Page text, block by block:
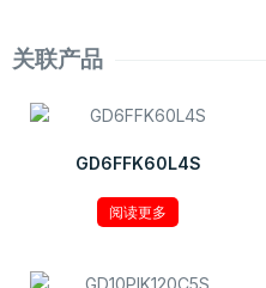
关联产品
GD6FFK60L4S
阅读更多